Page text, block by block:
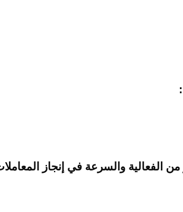
من الفعالية والسرعة في إنجاز